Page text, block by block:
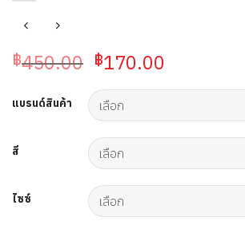
฿450.00 Original
was:
฿450.00.
฿170.00
฿170.00.
แบรนด์สินค้า
สี
ไซซ์